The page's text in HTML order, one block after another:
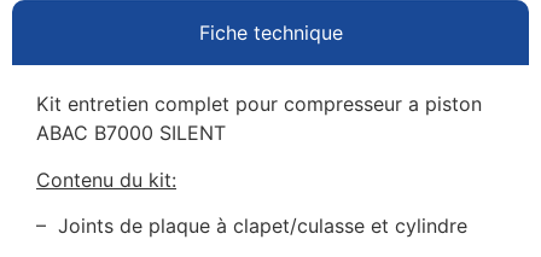
Fiche technique
Kit entretien complet pour compresseur a piston
ABAC B7000 SILENT
Contenu du kit:
– Joints de plaque à clapet/culasse et cylindre